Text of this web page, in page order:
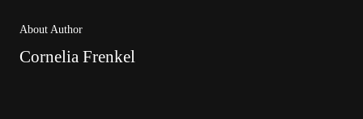
About Author
Cornelia Frenkel